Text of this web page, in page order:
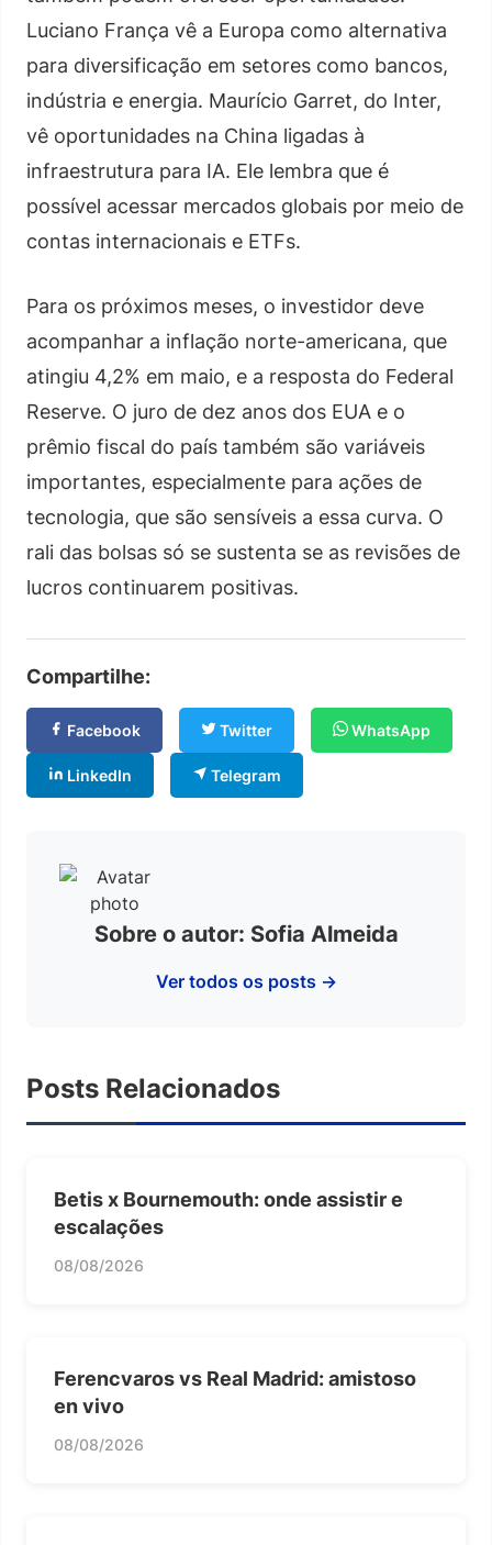
Luciano França vê a Europa como alternativa
para diversificação em setores como bancos,
indústria e energia. Maurício Garret, do Inter,
vê oportunidades na China ligadas à
infraestrutura para IA. Ele lembra que é
possível acessar mercados globais por meio de
contas internacionais e ETFs.
Para os próximos meses, o investidor deve
acompanhar a inflação norte-americana, que
atingiu 4,2% em maio, e a resposta do Federal
Reserve. O juro de dez anos dos EUA e o
prêmio fiscal do país também são variáveis
importantes, especialmente para ações de
tecnologia, que são sensíveis a essa curva. O
rali das bolsas só se sustenta se as revisões de
lucros continuarem positivas.
Compartilhe:
Facebook Twitter WhatsApp
LinkedIn Telegram
Sobre o autor: Sofia Almeida
Ver todos os posts →
Posts Relacionados
Betis x Bournemouth: onde assistir e
escalações
08/08/2026
Ferencvaros vs Real Madrid: amistoso
en vivo
08/08/2026